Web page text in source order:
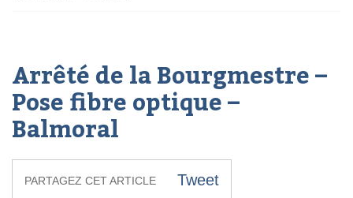
Arrêté de la Bourgmestre –
Pose fibre optique –
Balmoral
PARTAGEZ CET ARTICLE Tweet